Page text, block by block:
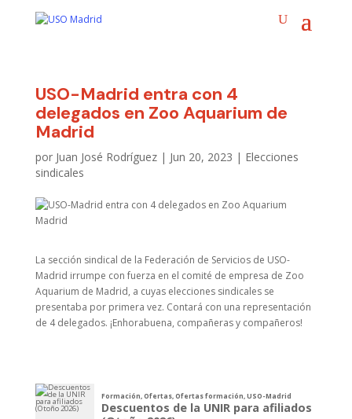
USO-Madrid entra con 4
delegados en Zoo Aquarium de
Madrid
por Juan José Rodríguez| Jun 20, 2023 | Elecciones
sindicales
La sección sindical de la Federación de Servicios de USO-
Madrid irrumpe con fuerza en el comité de empresa de Zoo
Aquarium de Madrid, a cuyas elecciones sindicales se
presentaba por primera vez. Contará con una representación
de 4 delegados. ¡Enhorabuena, compañeras y compañeros!